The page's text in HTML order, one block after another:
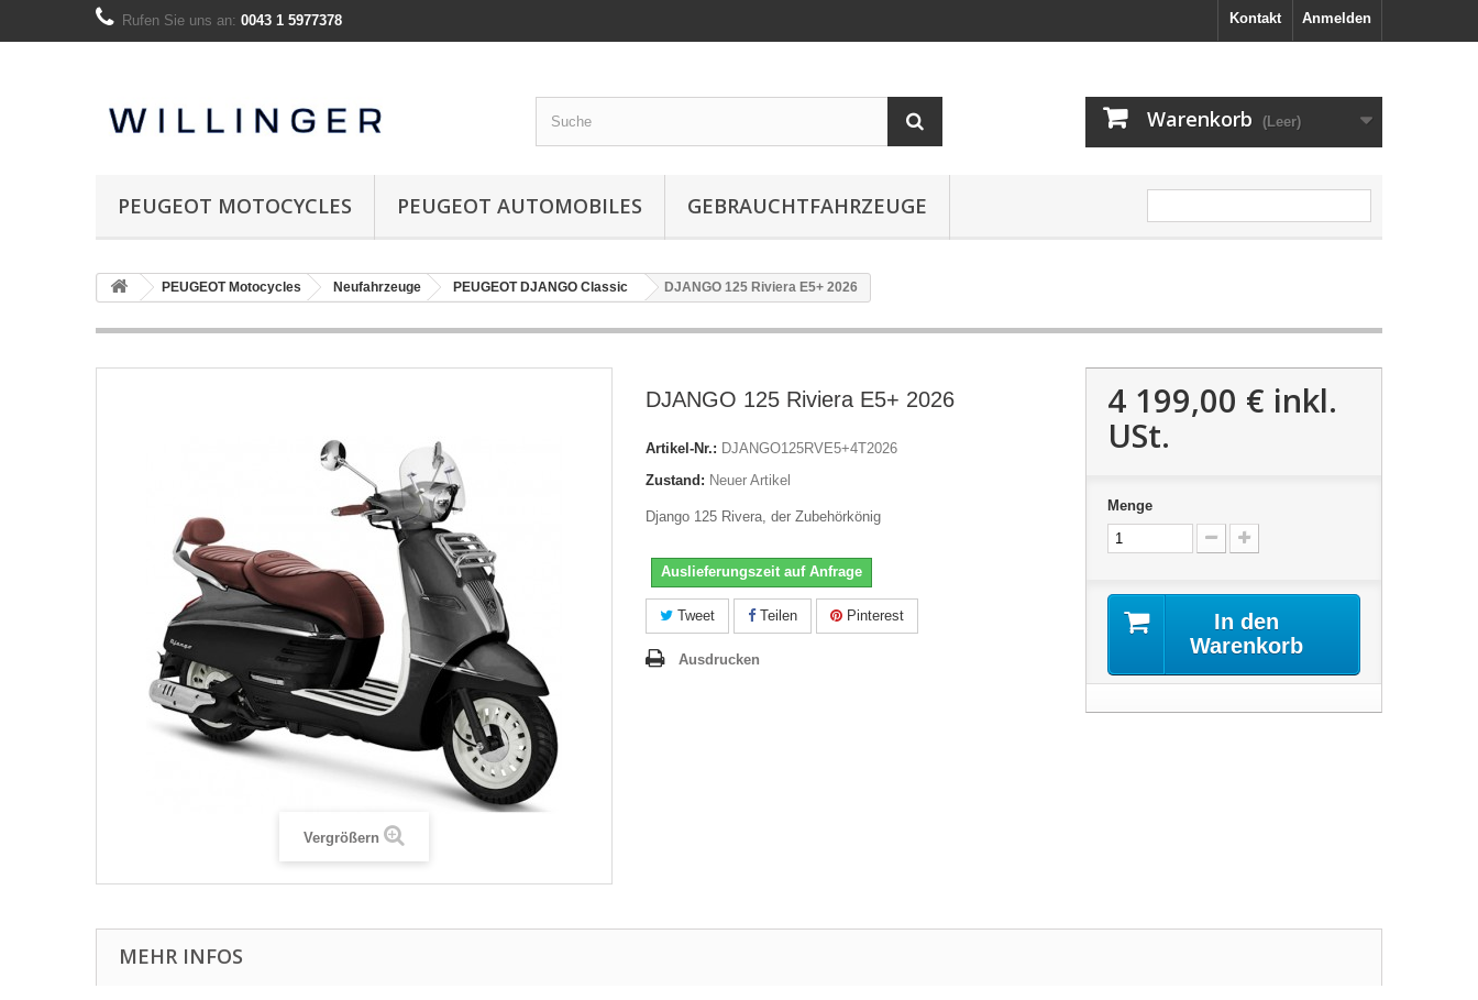
Anmelden
Kontakt
Rufen Sie uns an: 0043 1 5977378
Warenkorb (Leer)
PEUGEOT MOTOCYCLES PEUGEOT AUTOMOBILES GEBRAUCHTFAHRZEUGE
PEUGEOT Motocycles Neufahrzeuge PEUGEOT DJANGO Classic DJANGO 125 Riviera E5+ 2026
Vergrößern
DJANGO 125 Riviera E5+ 2026
Artikel-Nr.: DJANGO125RVE5+4T2026
Zustand: Neuer Artikel
Django 125 Rivera, der Zubehörkönig
Auslieferungszeit auf Anfrage
Tweet Teilen Pinterest
Ausdrucken
4 199,00 € inkl.
USt.
Menge
In den
Warenkorb
MEHR INFOS